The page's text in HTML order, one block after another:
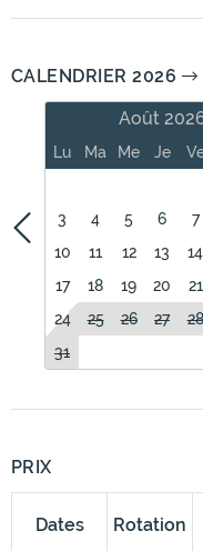
CALENDRIER 2026
Août
Lu Ma Me Je
3
4 5 6 7
10
11 12 13 14
17
18 19 20 21
24
25 26 27 28
31
PRIX
Dates Rotation